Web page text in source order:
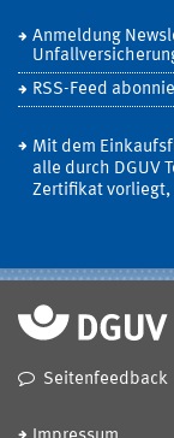
Anmeldung
RSS-Feed
Mit dem
alle durch DGUV
Zertifikat vorliegt,
Seitenfeedback